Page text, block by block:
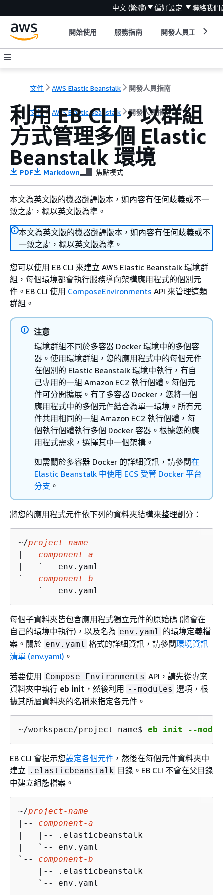
中文 (繁體) 偏好設定 聯絡我們
開始使用 服務指南 開發人員工具
文件 AWS Elastic Beanstalk 開發人員指南
文件 AWS Elastic Beanstalk 開發人員指南
利用 EB CLI，以群組
方式管理多個 Elastic
Beanstalk 環境
PDF Markdown 焦點模式
本文為英文版的機器翻譯版本，如內容有任何歧義或不一
致之處，概以英文版為準。
本文為英文版的機器翻譯版本，如內容有任何歧義或不
一致之處，概以英文版為準。
您可以使用 EB CLI 來建立 AWS Elastic Beanstalk 環境群
組，每個環境都會執行服務導向架構應用程式的個別元
件。EB CLI 使用 ComposeEnvironments API 來管理這類
群組。
注意
環境群組不同於多容器 Docker 環境中的多個容
器。使用環境群組，您的應用程式中的每個元件
在個別的 Elastic Beanstalk 環境中執行，有自
己專用的一組 Amazon EC2 執行個體。每個元
件可分開擴展。有了多容器 Docker，您將一個
應用程式中的多個元件結合為單一環境。所有元
件共用相同的一組 Amazon EC2 執行個體，每
個執行個體執行多個 Docker 容器。根據您的應
用程式需求，選擇其中一個架構。
如需關於多容器 Docker 的詳細資訊，請參閱在
Elastic Beanstalk 中使用 ECS 受管 Docker 平台
分支 。
將您的應用程式元件依下列的資料夾結構來整理劃分：
~/project-name
|-- component-a
|   `-- env.yaml
`-- component-b
    `-- env.yaml
每個子資料夾皆包含應用程式獨立元件的原始碼 (將會在
自己的環境中執行)，以及名為 env.yaml 的環境定義檔
案。關於 env.yaml 格式的詳細資訊，請參閱環境資訊
清單 (env.yaml) 。
若要使用 Compose Environments API，請先從專案
資料夾中執行 eb init ，然後利用 --modules 選項，根
據其所屬資料夾的名稱來指定各元件。
~/workspace/project-name$ eb init --
EB CLI 會提示您設定各個元件 ，然後在每個元件資料夾中
建立 .elasticbeanstalk 目錄。EB CLI 不會在父目錄
中建立組態檔案。
~/project-name
|-- component-a
|   |-- .elasticbeanstalk
|   `-- env.yaml
`-- component-b
    |-- .elasticbeanstalk
    `-- env.yaml